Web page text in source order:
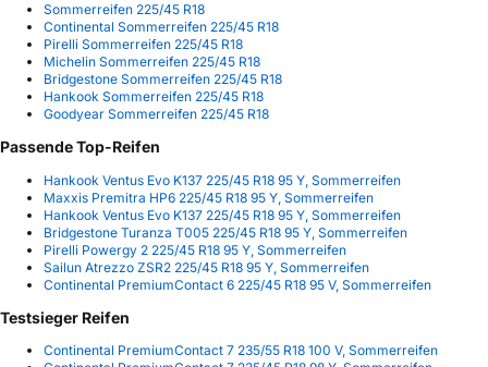
Sommerreifen 225/45 R18
Continental Sommerreifen 225/45 R18
Pirelli Sommerreifen 225/45 R18
Michelin Sommerreifen 225/45 R18
Bridgestone Sommerreifen 225/45 R18
Hankook Sommerreifen 225/45 R18
Goodyear Sommerreifen 225/45 R18
Passende Top-Reifen
Hankook Ventus Evo K137 225/45 R18 95 Y, Sommerreifen
Maxxis Premitra HP6 225/45 R18 95 Y, Sommerreifen
Hankook Ventus Evo K137 225/45 R18 95 Y, Sommerreifen
Bridgestone Turanza T005 225/45 R18 95 Y, Sommerreifen
Pirelli Powergy 2 225/45 R18 95 Y, Sommerreifen
Sailun Atrezzo ZSR2 225/45 R18 95 Y, Sommerreifen
Continental PremiumContact 6 225/45 R18 95 V, Sommerreifen
Testsieger Reifen
Continental PremiumContact 7 235/55 R18 100 V, Sommerreifen